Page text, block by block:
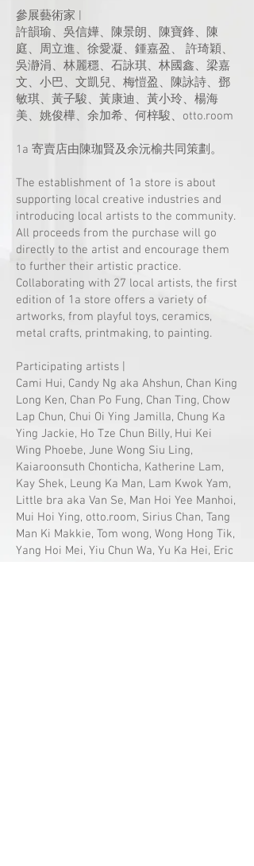
參展藝術家 |
許韻瑜、吳信嬅、陳景朗、陳寶鋒、陳
庭、周立進、徐愛凝、鍾嘉盈、 許琦穎、
吳瀞涓、林麗穩、石詠琪、林國鑫、梁嘉
文、小巴、文凱兒、梅愷盈、陳詠詩、鄧
敏琪、黃子駿、黃康迪、黃小玲、楊海
美、姚俊樺、余加希、何梓駿、otto.room
1a 寄賣店由陳珈賢及余沅榆共同策劃。
The establishment of 1a store is about
supporting local creative industries and
introducing local artists to the community.
All proceeds from the purchase will go
directly to the artist and encourage them
to further their artistic practice.
Collaborating with 27 local artists, the first
edition of 1a store offers a variety of
artworks, from playful toys, ceramics,
metal crafts, printmaking, to painting.
Participating artists |
Cami Hui, Candy Ng aka Ahshun, Chan King
Long Ken, Chan Po Fung, Chan Ting, Chow
Lap Chun, Chui Oi Ying Jamilla, Chung Ka
Ying Jackie, Ho Tze Chun Billy, Hui Kei
Wing Phoebe, June Wong Siu Ling,
Kaiaroonsuth Chonticha, Katherine Lam,
Kay Shek, Leung Ka Man, Lam Kwok Yam,
Little bra aka Van Se, Man Hoi Yee Manhoi,
Mui Hoi Ying, otto.room, Sirius Chan, Tang
Man Ki Makkie, Tom wong, Wong Hong Tik,
Yang Hoi Mei, Yiu Chun Wa, Yu Ka Hei, Eric